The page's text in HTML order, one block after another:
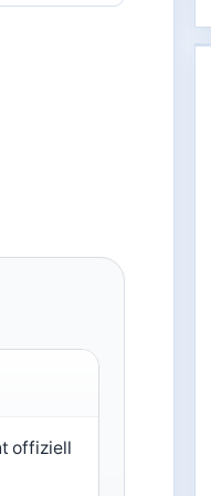
offiziell